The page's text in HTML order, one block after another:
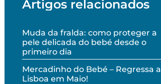
Artigos relacionados
Muda da fralda: como proteger a
pele delicada do bebé desde o
primeiro dia
Mercadinho do Bebé – Regressa a
Lisboa em Maio!